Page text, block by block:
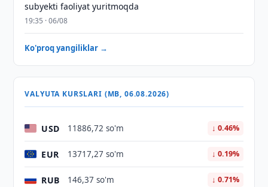
subyekti faoliyat yuritmoqda
19:35 · 06/08
Ko'proq yangiliklar →
VALYUTA KURSLARI (MB, 06.08.2026)
USD 11886,72 so'm ↓ 0.46%
EUR 13717,27 so'm ↓ 0.19%
RUB 146,37 so'm ↓ 0.71%